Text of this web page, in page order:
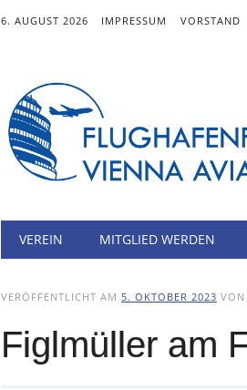
6. AUGUST 2026 IMPRESSUM VORSTAND
Hauptmenü
Inhalt
VEREIN MITGLIED WERDEN
VERÖFFENTLICHT AM 5. OKTOBER 2023 VON
Figlmüller am